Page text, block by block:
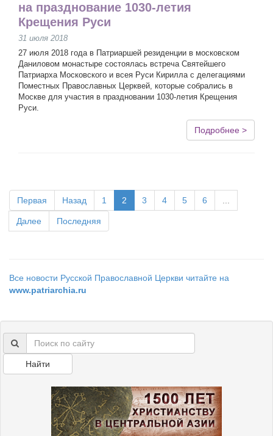
на празднование 1030-летия
Крещения Руси
31 июля 2018
27 июля 2018 года в Патриаршей резиденции в московском
Даниловом монастыре состоялась встреча Святейшего
Патриарха Московского и всея Руси Кирилла с делегациями
Поместных Православных Церквей, которые собрались в
Москве для участия в праздновании 1030-летия Крещения
Руси.
Подробнее >
Первая Назад 1 2 3 4 5 6
Далее Последняя
Все новости Русской Православной Церкви читайте на
www.patriarchia.ru
Найти